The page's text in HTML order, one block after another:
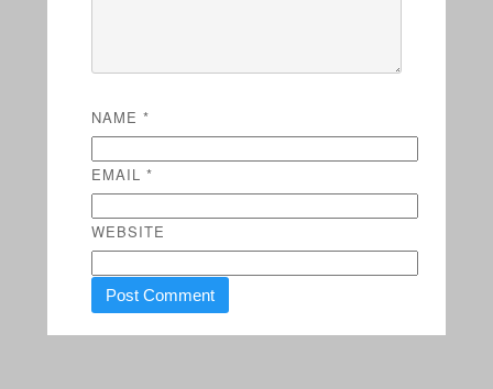
NAME *
EMAIL *
WEBSITE